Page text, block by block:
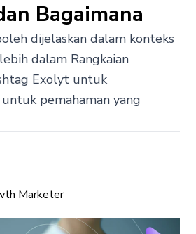
Bagaimana
dijelaskan dalam konteks
dalam Rangkaian
Exolyt untuk
pemahaman yang
Marketer